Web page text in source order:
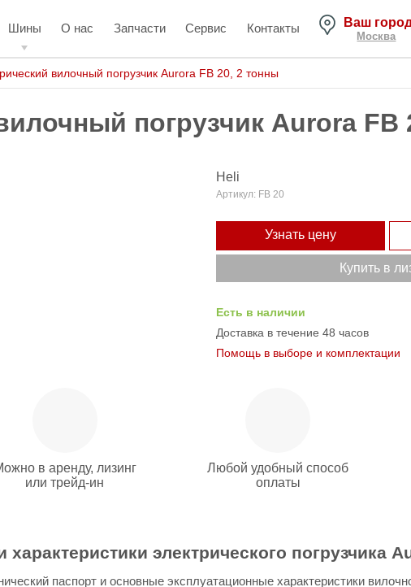
Шины О нас Запчасти Сервис Контакты Ваш
Москва
вилочный погрузчик Aurora FB 20, 2 тонны
погрузчик Aurora FB
Heli
Артикул: FB 20
Узнать цену
Купить в
Есть в наличии
Доставка в течение 48 часов
Помощь в выборе и комплектации
в аренду, лизинг
или трейд-ин
Любой удобный способ
оплаты
электрического погрузчика
паспорт и основные эксплуатационные характеристики